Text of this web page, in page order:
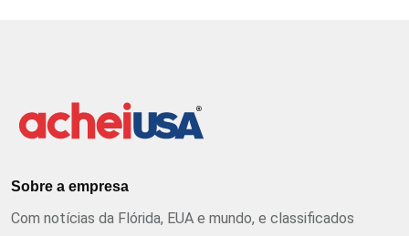
Sobre a empresa
Com notícias da Flórida, EUA e mundo, e classificados